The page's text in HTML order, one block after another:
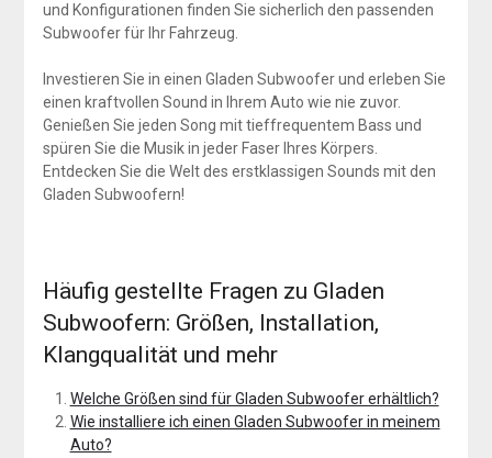
und Konfigurationen finden Sie sicherlich den passenden
Subwoofer für Ihr Fahrzeug.
Investieren Sie in einen Gladen Subwoofer und erleben Sie
einen kraftvollen Sound in Ihrem Auto wie nie zuvor.
Genießen Sie jeden Song mit tieffrequentem Bass und
spüren Sie die Musik in jeder Faser Ihres Körpers.
Entdecken Sie die Welt des erstklassigen Sounds mit den
Gladen Subwoofern!
Häufig gestellte Fragen zu Gladen
Subwoofern: Größen, Installation,
Klangqualität und mehr
Welche Größen sind für Gladen Subwoofer erhältlich?
Wie installiere ich einen Gladen Subwoofer in meinem
Auto?